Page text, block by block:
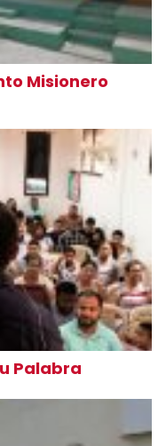
Misionero
Palabra